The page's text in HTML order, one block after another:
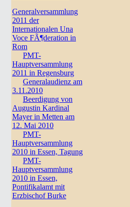
Generalversammlung
2011 der
Internationalen Una
Voce FÃ¶deration in
Rom
PMT-
Hauptversammlung
2011 in Regensburg
Generalaudienz am
3.11.2010
Beerdigung von
Augustin Kardinal
Mayer in Metten am
12. Mai 2010
PMT-
Hauptversammlung
2010 in Essen, Tagung
PMT-
Hauptversammlung
2010 in Essen,
Pontifikalamt mit
Erzbischof Burke